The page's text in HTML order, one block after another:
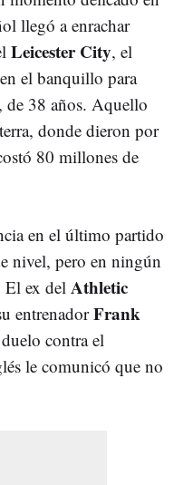
llegó a enrachar
Leicester City, el
el banquillo para
, de 38 años. Aquello
donde dieron por
80 millones de
en el último partido
nivel, pero en ningún
El ex del Athletic
entrenadorFrank
contra el
le comunicó que no